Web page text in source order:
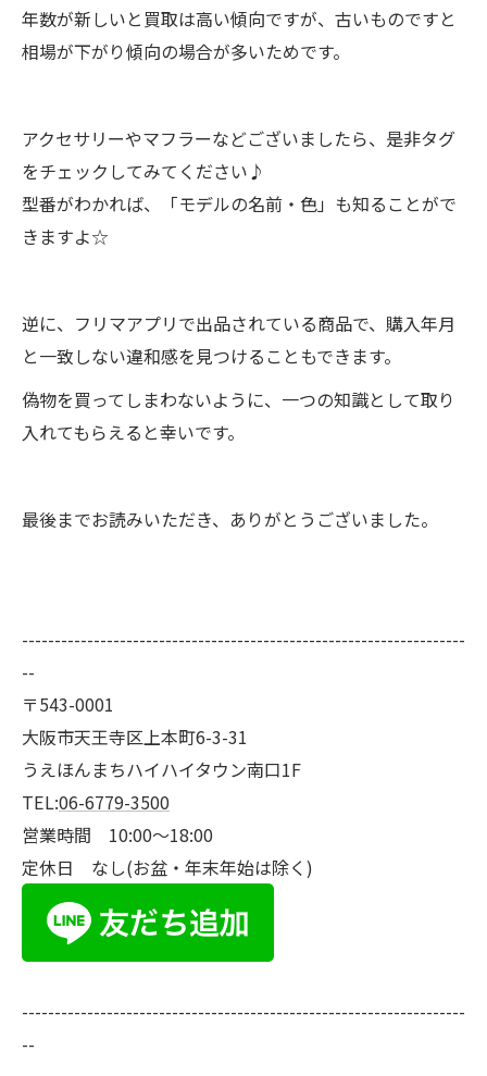
年数が新しいと買取は高い傾向ですが、古いものですと
相場が下がり傾向の場合が多いためです。
アクセサリーやマフラーなどございましたら、是非タグ
をチェックしてみてください♪
型番がわかれば、「モデルの名前・色」も知ることがで
きますよ☆
逆に、フリマアプリで出品されている商品で、購入年月
と一致しない違和感を見つけることもできます。
偽物を買ってしまわないように、一つの知識として取り
入れてもらえると幸いです。
最後までお読みいただき、ありがとうございました。
--------------------------------------------------------------------
--
〒543-0001
大阪市天王寺区上本町6-3-31
うえほんまちハイハイタウン南口1F
TEL:06-6779-3500
営業時間 10:00～18:00
定休日 なし(お盆・年末年始は除く)
--------------------------------------------------------------------
--